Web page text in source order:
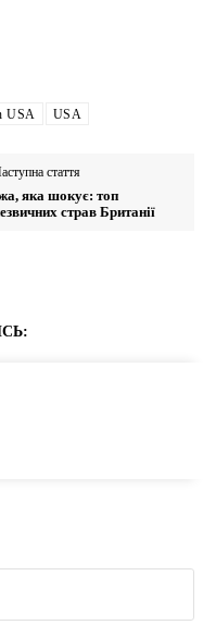
USA USA
стаття
яка шокує: топ
страв Британії